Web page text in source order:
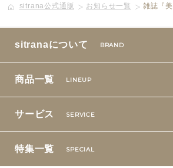
ボディケア
美容液
化粧下地
sitrana公式通販 お知らせ一覧 雑誌『
sitranaについて BRAND
商品一覧 LINEUP
サービス SERVICE
特集一覧 SPECIAL